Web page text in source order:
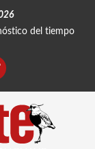
del tiempo